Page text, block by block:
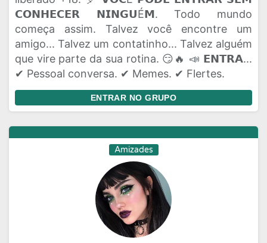
𝗖𝗢𝗡𝗛𝗘𝗖𝗘𝗥 𝗡𝗜𝗡𝗚𝗨É𝗠. Todo mundo
começa assim. Talvez você encontre um
amigo... Talvez um contatinho... Talvez alguém
que vire parte da sua rotina. 😏🔥 📣 𝗘𝗡𝗧𝗥𝗔...
✔ Pessoal conversa. ✔ Memes. ✔ Flertes.
ENTRAR NO GRUPO
Amizades